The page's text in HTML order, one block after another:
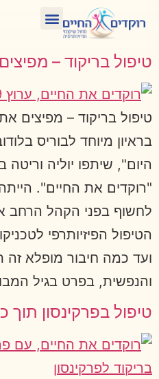
טיפול בריקוד –
בראיון מיוחד לבוריס
היום", שיתפו יוליה
"רוקדים את החיים".
לחשוף בפני הקהל הרחב
הטיפול הפיזיותרפי
ועד כמה חיבור מופלא זה
והנפשית, בפרט בגיל
טיפול בפרקינסון תוך